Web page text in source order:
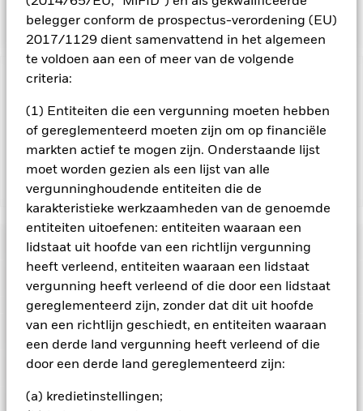
belegger conform de prospectus-verordening (EU)
2017/1129 dient samenvattend in het algemeen
te voldoen aan een of meer van de volgende
criteria:
(1) Entiteiten die een vergunning moeten hebben
of gereglementeerd moeten zijn om op financiële
markten actief te mogen zijn. Onderstaande lijst
moet worden gezien als een lijst van alle
vergunninghoudende entiteiten die de
karakteristieke werkzaamheden van de genoemde
entiteiten uitoefenen: entiteiten waaraan een
lidstaat uit hoofde van een richtlijn vergunning
heeft verleend, entiteiten waaraan een lidstaat
vergunning heeft verleend of die door een lidstaat
gereglementeerd zijn, zonder dat dit uit hoofde
van een richtlijn geschiedt, en entiteiten waaraan
een derde land vergunning heeft verleend of die
door een derde land gereglementeerd zijn:
(a) kredietinstellingen;
nettodividenden), de referentie-index van het Fonds, zal zijn.
BELANGRIJKE GEGEVENS: Kapitaalrisico.
zijn niet gegarandeerd. Beleggers verliezen mogelijk hun
oorspronkelijke inleg.
iShares Japan Index Fund (IE)
Risicometer
Performance
Grafiek
Volledige grafiek bekijken
Rendement
sectoren, landen, valuta's of bedrijven. Dit betekent dat het
Fonds gevoeliger is voor lokale economische, markt-,
kan worden beïnvloed door dagelijkse schommelingen op de
Kerngegevens
per 06/aug/2026
Portefeuille kenmerken
Ratings